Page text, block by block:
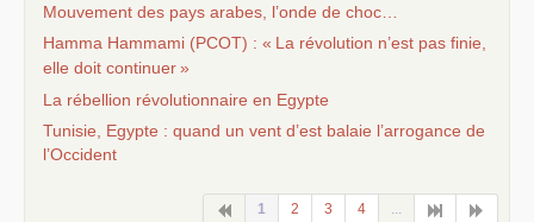
Mouvement des pays arabes, l’onde de choc…
Hamma Hammami (PCOT) : « La révolution n’est pas finie,
elle doit continuer»
La rébellion révolutionnaire en Egypte
Tunisie, Egypte : quand un vent d’est balaie l’arrogance de
l’Occident
1 2 3 4